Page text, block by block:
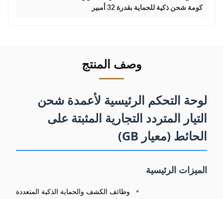
كومة شحن ذكية للحماية بقدرة 32 أمبير
وصف المنتج
لوحة التحكم الرئيسية لأعمدة شحن
التيار المتردد التجارية المثبتة على
الحائط (معيار GB)
الميزات الرئيسية
• وظائف الكشف والحماية الذكية المتعددة